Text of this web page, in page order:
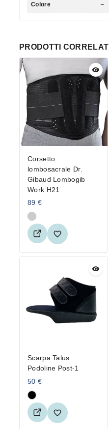
Colore –
PRODOTTI CORRELATI
Corsetto
lombosacrale Dr.
Gibaud Lombogib
Work H21
89 €
Scarpa Talus
Podoline Post-1
50 €